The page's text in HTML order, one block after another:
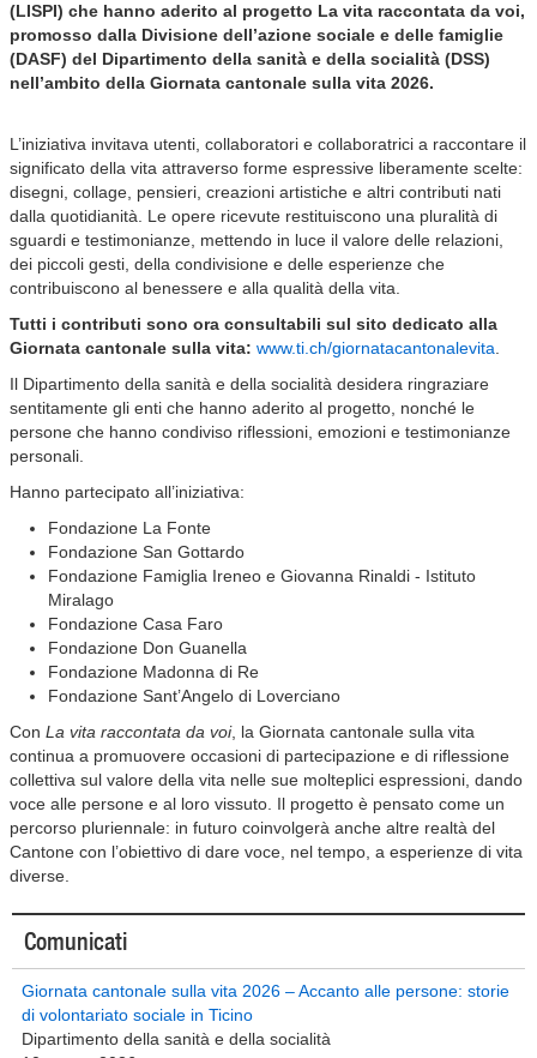
(LISPI) che hanno aderito al progetto La vita raccontata da voi,
promosso dalla Divisione dell’azione sociale e delle famiglie
(DASF) del Dipartimento della sanità e della socialità (DSS)
nell’ambito della Giornata cantonale sulla vita 2026.
L’iniziativa invitava utenti, collaboratori e collaboratrici a raccontare il
significato della vita attraverso forme espressive liberamente scelte:
disegni, collage, pensieri, creazioni artistiche e altri contributi nati
dalla quotidianità. Le opere ricevute restituiscono una pluralità di
sguardi e testimonianze, mettendo in luce il valore delle relazioni,
dei piccoli gesti, della condivisione e delle esperienze che
contribuiscono al benessere e alla qualità della vita.
Tutti i contributi sono ora consultabili sul sito dedicato alla
Giornata cantonale sulla vita: www.ti.ch/giornatacantonalevita
Il Dipartimento della sanità e della socialità desidera ringraziare
sentitamente gli enti che hanno aderito al progetto, nonché le
persone che hanno condiviso riflessioni, emozioni e testimonianze
personali.
Hanno partecipato all’iniziativa:
Fondazione La Fonte
Fondazione San Gottardo
Fondazione Famiglia Ireneo e Giovanna Rinaldi - Istituto
Miralago
Fondazione Casa Faro
Fondazione Don Guanella
Fondazione Madonna di Re
Fondazione Sant’Angelo di Loverciano
Con La vita raccontata da voi, la Giornata cantonale sulla vita
continua a promuovere occasioni di partecipazione e di riflessione
collettiva sul valore della vita nelle sue molteplici espressioni, dando
voce alle persone e al loro vissuto. Il progetto è pensato come un
percorso pluriennale: in futuro coinvolgerà anche altre realtà del
Cantone con l’obiettivo di dare voce, nel tempo, a esperienze di vita
diverse.
Comunicati
Giornata cantonale sulla vita 2026 – Accanto alle persone: storie
di volontariato sociale in Ticino
Dipartimento della sanità e della socialità